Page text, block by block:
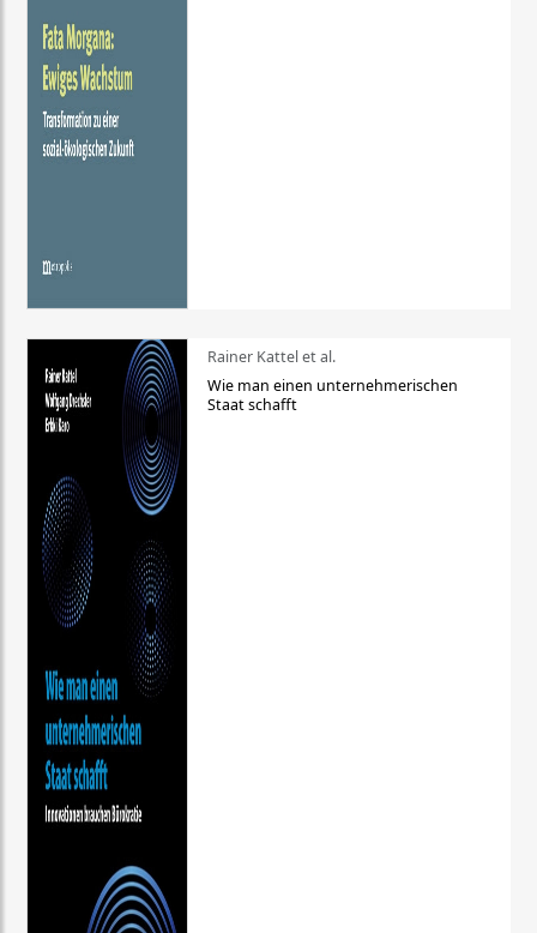
Rainer Kattel et al.
Wie man einen unternehmerischen
Staat schafft